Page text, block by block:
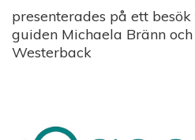
presenterades på ett
guiden Michaela Bränn
Westerback